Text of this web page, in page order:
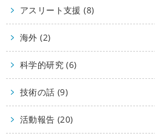
アスリート支援 (8)
海外 (2)
科学的研究 (6)
技術の話 (9)
活動報告 (20)